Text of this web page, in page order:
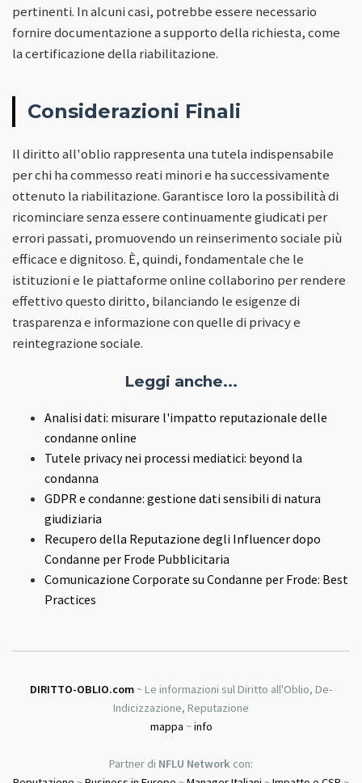
pertinenti. In alcuni casi, potrebbe essere necessario
fornire documentazione a supporto della richiesta, come
la certificazione della riabilitazione.
Considerazioni Finali
Il diritto all'oblio rappresenta una tutela indispensabile
per chi ha commesso reati minori e ha successivamente
ottenuto la riabilitazione. Garantisce loro la possibilità di
ricominciare senza essere continuamente giudicati per
errori passati, promuovendo un reinserimento sociale più
efficace e dignitoso. È, quindi, fondamentale che le
istituzioni e le piattaforme online collaborino per rendere
effettivo questo diritto, bilanciando le esigenze di
trasparenza e informazione con quelle di privacy e
reintegrazione sociale.
Leggi anche...
Analisi dati: misurare l'impatto reputazionale delle
condanne online
Tutele privacy nei processi mediatici: beyond la
condanna
GDPR e condanne: gestione dati sensibili di natura
giudiziaria
Recupero della Reputazione degli Influencer dopo
Condanne per Frode Pubblicitaria
Comunicazione Corporate su Condanne per Frode: Best
Practices
DIRITTO-OBLIO.com ~ Le informazioni sul Diritto all'Oblio, De-
Indicizzazione, Reputazione
mappa ~info
Partner di NFLU Network con: